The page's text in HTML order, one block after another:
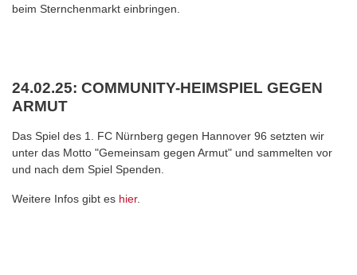
beim Sternchenmarkt einbringen.
24.02.25: COMMUNITY-HEIMSPIEL GEGEN
ARMUT
Das Spiel des 1. FC Nürnberg gegen Hannover 96 setzten wir
unter das Motto "Gemeinsam gegen Armut" und sammelten vor
und nach dem Spiel Spenden.
Weitere Infos gibt es hier.